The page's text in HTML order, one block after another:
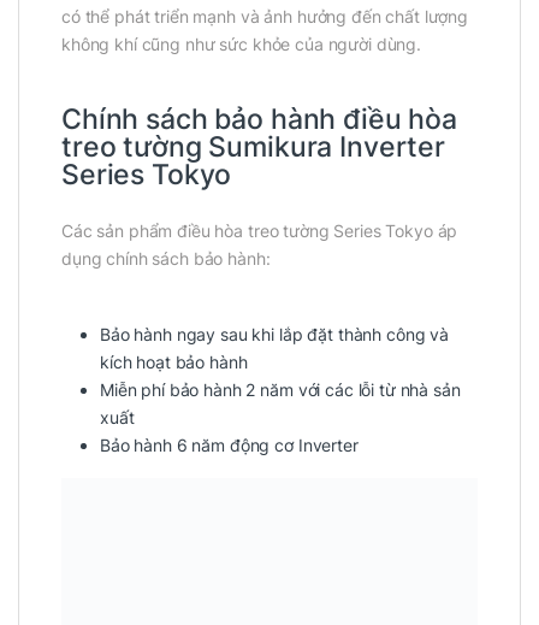
có thể phát triển mạnh và ảnh hưởng đến chất lượng
không khí cũng như sức khỏe của người dùng.
Chính sách bảo hành điều hòa
treo tường Sumikura Inverter
Series Tokyo
Các sản phẩm điều hòa treo tường Series Tokyo áp
dụng chính sách bảo hành:
Bảo hành ngay sau khi lắp đặt thành công và
kích hoạt bảo hành
Miễn phí bảo hành 2 năm với các lỗi từ nhà sản
xuất
Bảo hành 6 năm động cơ Inverter